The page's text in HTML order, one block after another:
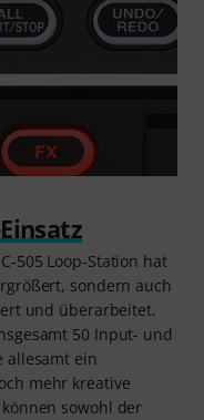
505 Loop-Station hat
sondern auch
und überarbeitet.
50 Input- und
allesamt ein
mehr kreative
sowohl der